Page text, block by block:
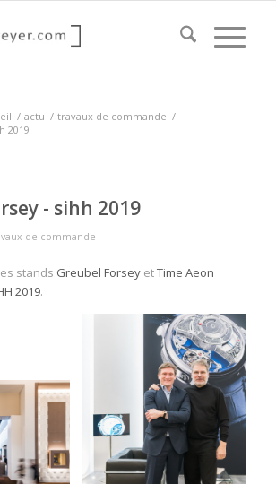
/ actu / travaux de commande /
2019
- sihh 2019
de commande
stands Greubel ForseyetTime Aeon
2019.